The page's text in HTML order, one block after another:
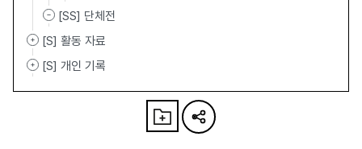
[SS] 단체전
[S] 활동 자료
[S] 개인 기록